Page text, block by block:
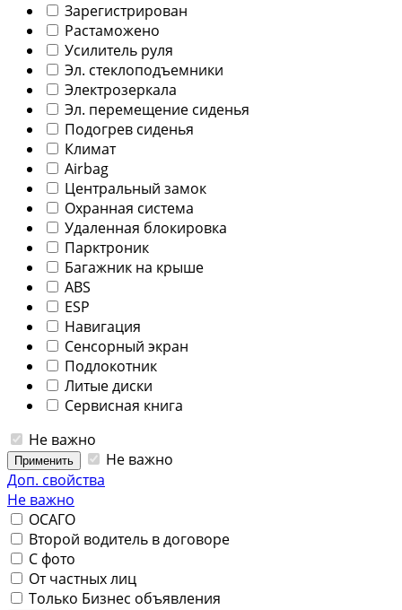
Зарегистрирован
Растаможено
Усилитель руля
Эл. стеклоподъемники
Электрозеркала
Эл. перемещение сиденья
Подогрев сиденья
Климат
Airbag
Центральный замок
Охранная система
Удаленная блокировка
Парктроник
Багажник на крыше
ABS
ESP
Навигация
Сенсорный экран
Подлокотник
Литые диски
Сервисная книга
Не важно
Применить
Не важно
Доп. свойства
Не важно
ОСАГО
Второй водитель в договоре
С фото
От частных лиц
Только Бизнес объявления